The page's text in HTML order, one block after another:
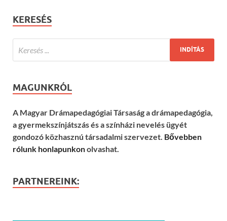
KERESÉS
MAGUNKRÓL
A Magyar Drámapedagógiai Társaság a drámapedagógia,
a gyermekszínjátszás és a színházi nevelés ügyét
gondozó közhasznú társadalmi szervezet. Bővebben
rólunk honlapunkonolvashat.
PARTNEREINK: